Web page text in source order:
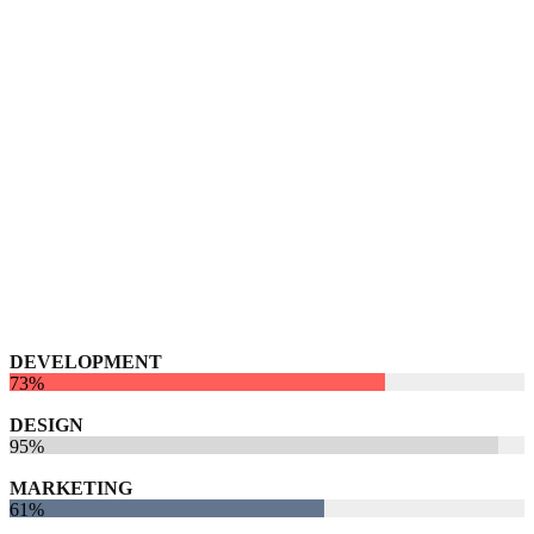
DEVELOPMENT
73%
DESIGN
95%
MARKETING
61%